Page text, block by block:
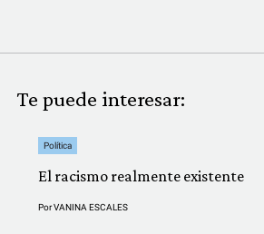
Te puede interesar:
Política
El racismo realmente existente
PorVANINA ESCALES